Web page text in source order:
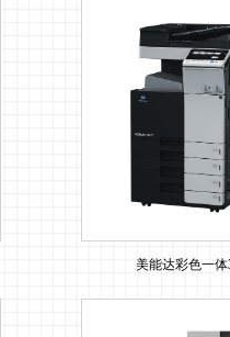
美能达彩色一体